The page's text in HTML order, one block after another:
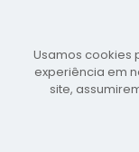
E-MAIL:
Copyright
Usamos cookies
experiência em
site,